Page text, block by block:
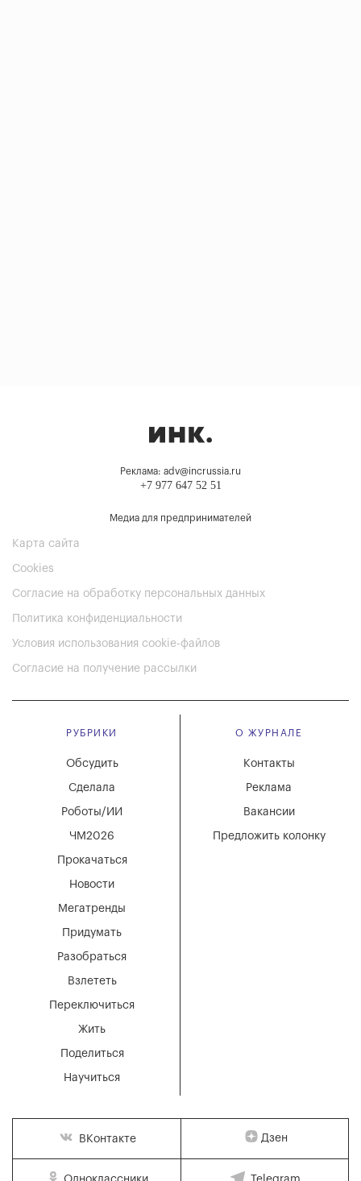
Реклама: adv@incrussia.ru
+7 977 647 52 51
Медиа для предпринимателей
Карта сайта
Cookies
Согласие на обработку персональных данных
Политика конфиденциальности
Условия использования cookie-файлов
Согласие на получение рассылки
РУБРИКИ
Мегатренды
Придумать
Разобраться
Взлететь
Новости
Переключиться
Жить
Поделиться
Научиться
Обсудить
Сделала
Роботы/ИИ
ЧМ2026
Прокачаться
О ЖУРНАЛЕ
Вакансии
Реклама
Контакты
Предложить колонку
ВКонтакте Дзен